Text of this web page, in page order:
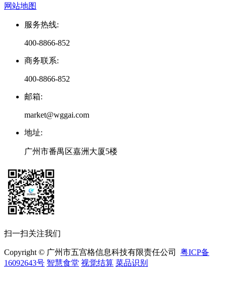
网站地图
服务热线:
400-8866-852
商务联系:
400-8866-852
邮箱:
market@wggai.com
地址:
广州市番禺区嘉洲大厦5楼
扫一扫关注我们
Copyright © 广州市五宫格信息科技有限责任公司 粤ICP备
16092643号 智慧食堂 视觉结算 菜品识别